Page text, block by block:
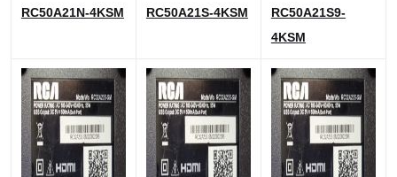
RC50A21N-4KSM RC50A21S-4KSM
RC50A21S9-
4KSM